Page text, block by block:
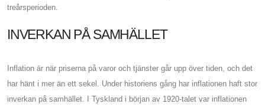
treårsperioden.
INVERKAN PÅ SAMHÄLLET
Inflation är när priserna på varor och tjänster går upp över tiden, och det
har hänt i mer än ett sekel. Under historiens gång har inflationen haft stor
inverkan på samhället. I Tyskland i början av 1920-talet var inflationen